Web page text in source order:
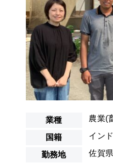
ング
漁業
インドネシア
ミャンマー
バングラディ
業種 農業(
国籍 イン
勤務地 佐賀県